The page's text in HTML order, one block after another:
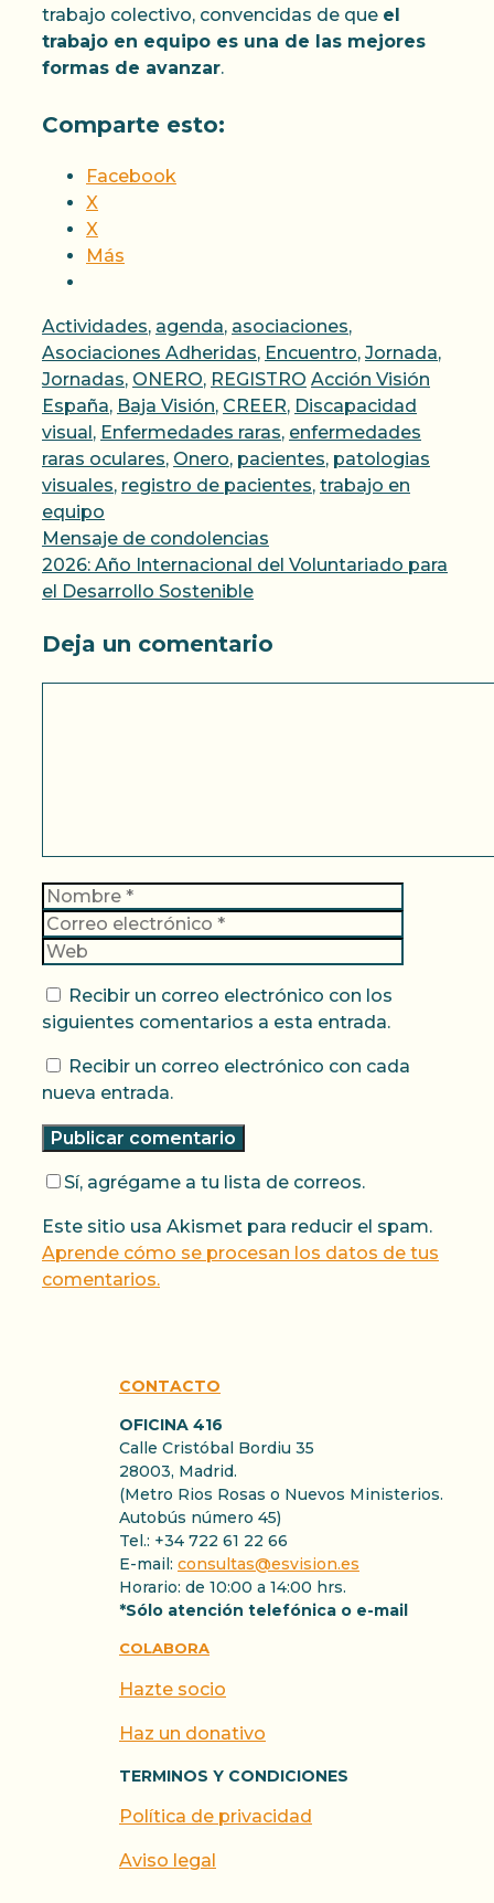
trabajo colectivo, convencidas de que el
trabajo en equipo es una de las mejores
formas de avanzar.
Comparte esto:
Facebook
X
X
Más
Categorías
Actividades, agenda, asociaciones,
Asociaciones Adheridas, Encuentro, Jornada,
Jornadas, ONERO, REGISTRO Etiquetas
Acción Visión
España, Baja Visión, CREER, Discapacidad
visual, Enfermedades raras, enfermedades
raras oculares, Onero, pacientes, patologias
visuales, registro de pacientes, trabajo en
equipo
Mensaje de condolencias
2026: Año Internacional del Voluntariado para
el Desarrollo Sostenible
Deja un comentario
Nombre
Recibir un correo electrónico con los
siguientes comentarios a esta entrada.
Recibir un correo electrónico con cada
nueva entrada.
Sí, agrégame a tu lista de correos.
Este sitio usa Akismet para reducir el spam.
Aprende cómo se procesan los datos de tus
comentarios.
CONTACTO
OFICINA 416
Calle Cristóbal Bordiu 35
28003, Madrid.
(Metro Rios Rosas o Nuevos Ministerios.
Autobús número 45)
Tel.: +34 722 61 22 66
E-mail: consultas@esvision.es
Horario: de 10:00 a 14:00 hrs.
*Sólo atención telefónica o e-mail
COLABORA
Hazte socio
Haz un donativo
TERMINOS Y CONDICIONES
Política de privacidad
Aviso legal